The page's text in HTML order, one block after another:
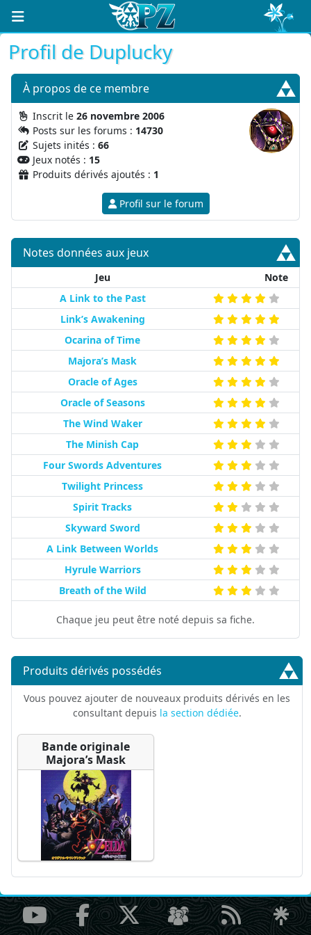
Profil de Duplucky
À propos de ce membre
Inscrit le 26 novembre 2006
Posts sur les forums : 14730
Sujets inités : 66
Jeux notés : 15
Produits dérivés ajoutés : 1
Profil sur le forum
Notes données aux jeux
Jeu
Note
A Link to the Past
Link’s Awakening
Ocarina of Time
Majora’s Mask
Oracle of Ages
Oracle of Seasons
The Wind Waker
The Minish Cap
Four Swords Adventures
Twilight Princess
Spirit Tracks
Skyward Sword
A Link Between Worlds
Hyrule Warriors
Breath of the Wild
Chaque jeu peut être noté depuis sa fiche.
Produits dérivés possédés
Vous pouvez ajouter de nouveaux produits dérivés en les
consultant depuis la section dédiée.
Bande originale
Majora’s Mask